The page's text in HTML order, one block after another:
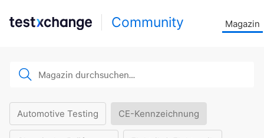
Community Magazin
Automotive Testing CE-Kennzeichnung